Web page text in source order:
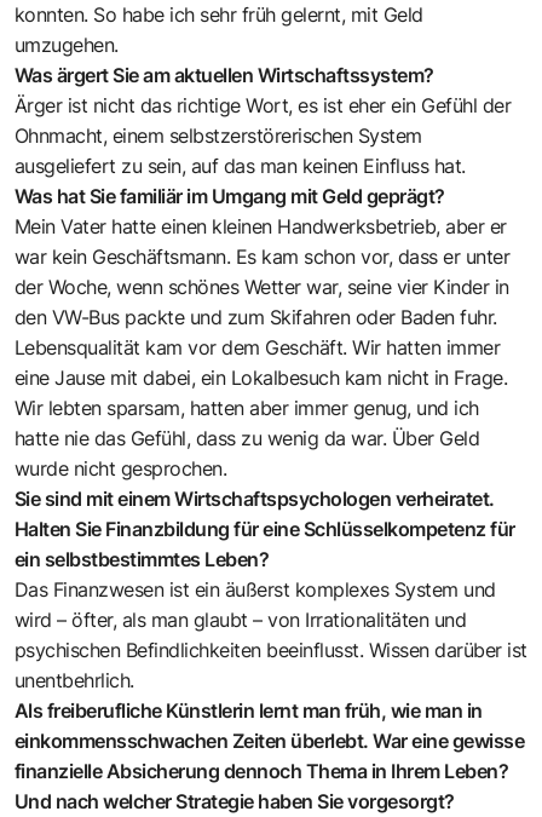
konnten. So habe ich sehr früh gelernt, mit Geld
umzugehen.
Was ärgert Sie am aktuellen Wirtschaftssystem?
Ärger ist nicht das richtige Wort, es ist eher ein Gefühl der
Ohnmacht, einem selbstzerstörerischen System
ausgeliefert zu sein, auf das man keinen Einfluss hat.
Was hat Sie familiär im Umgang mit Geld geprägt?
Mein Vater hatte einen kleinen Handwerksbetrieb, aber er
war kein Geschäftsmann. Es kam schon vor, dass er unter
der Woche, wenn schönes Wetter war, seine vier Kinder in
den VW-Bus packte und zum Skifahren oder Baden fuhr.
Lebensqualität kam vor dem Geschäft. Wir hatten immer
eine Jause mit dabei, ein Lokalbesuch kam nicht in Frage.
Wir lebten sparsam, hatten aber immer genug, und ich
hatte nie das Gefühl, dass zu wenig da war. Über Geld
wurde nicht gesprochen.
Sie sind mit einem Wirtschaftspsychologen verheiratet.
Halten Sie Finanzbildung für eine Schlüsselkompetenz für
ein selbstbestimmtes Leben?
Das Finanzwesen ist ein äußerst komplexes System und
wird – öfter, als man glaubt – von Irrationalitäten und
psychischen Befindlichkeiten beeinflusst. Wissen darüber ist
unentbehrlich.
Als freiberufliche Künstlerin lernt man früh, wie man in
einkommensschwachen Zeiten überlebt. War eine gewisse
finanzielle Absicherung dennoch Thema in Ihrem Leben?
Und nach welcher Strategie haben Sie vorgesorgt?